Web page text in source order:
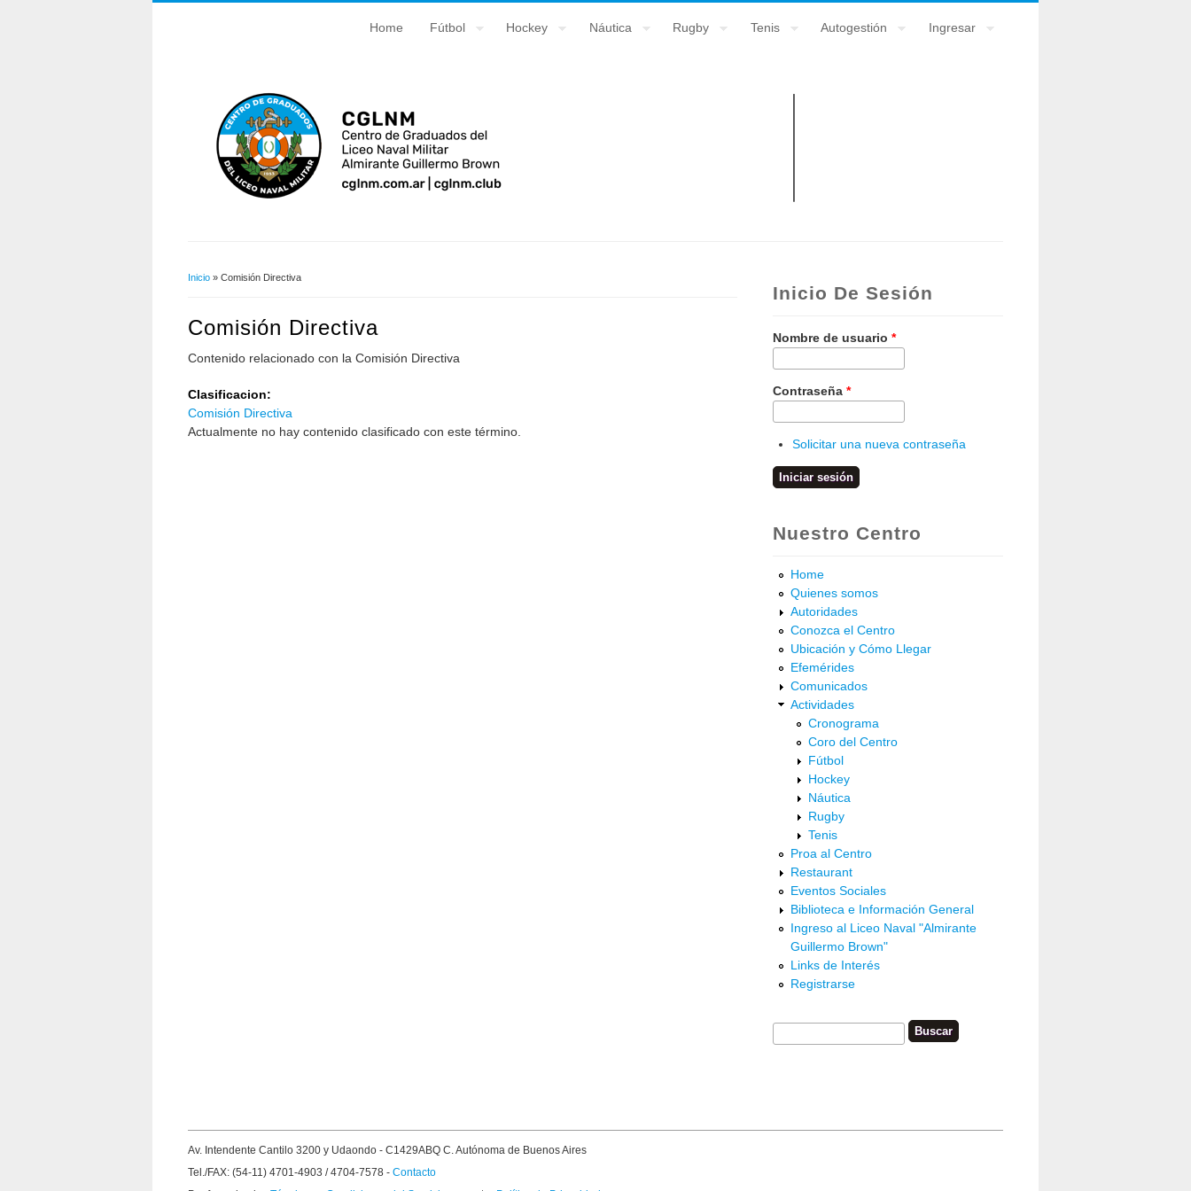
Home Fútbol Hockey Náutica Rugby Tenis Autogestión Ingresar
Inicio » Comisión Directiva
Comisión Directiva
Contenido relacionado con la Comisión Directiva
Clasificacion:
Comisión Directiva
Actualmente no hay contenido clasificado con este término.
Inicio De Sesión
Nombre de usuario *
Contraseña *
Solicitar una nueva contraseña
Nuestro Centro
Home
Quienes somos
Autoridades
Conozca el Centro
Ubicación y Cómo Llegar
Efemérides
Comunicados
Actividades
Cronograma
Coro del Centro
Fútbol
Hockey
Náutica
Rugby
Tenis
Proa al Centro
Restaurant
Eventos Sociales
Biblioteca e Información General
Ingreso al Liceo Naval "Almirante
Guillermo Brown"
Links de Interés
Registrarse
Formulario De Búsqueda
Buscar
Av. Intendente Cantilo 3200 y Udaondo - C1429ABQ C. Autónoma de Buenos Aires
Tel./FAX: (54-11) 4701-4903 / 4704-7578 - Contacto